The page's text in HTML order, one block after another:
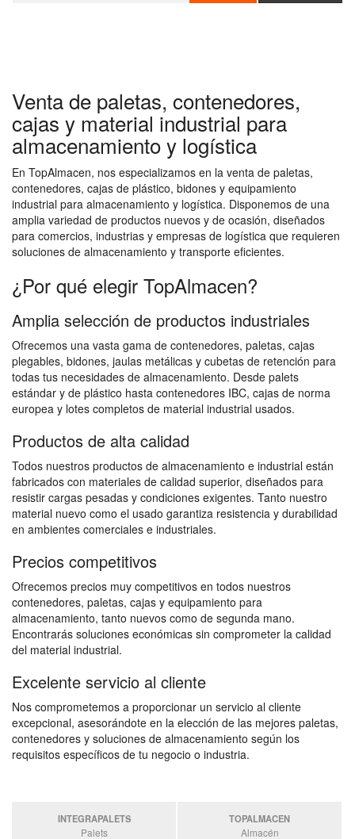
Venta de paletas, contenedores,
cajas y material industrial para
almacenamiento y logística
En TopAlmacen, nos especializamos en la venta de paletas,
contenedores, cajas de plástico, bidones y equipamiento
industrial para almacenamiento y logística. Disponemos de una
amplia variedad de productos nuevos y de ocasión, diseñados
para comercios, industrias y empresas de logística que requieren
soluciones de almacenamiento y transporte eficientes.
¿Por qué elegir TopAlmacen?
Amplia selección de productos industriales
Ofrecemos una vasta gama de contenedores, paletas, cajas
plegables, bidones, jaulas metálicas y cubetas de retención para
todas tus necesidades de almacenamiento. Desde palets
estándar y de plástico hasta contenedores IBC, cajas de norma
europea y lotes completos de material industrial usados.
Productos de alta calidad
Todos nuestros productos de almacenamiento e industrial están
fabricados con materiales de calidad superior, diseñados para
resistir cargas pesadas y condiciones exigentes. Tanto nuestro
material nuevo como el usado garantiza resistencia y durabilidad
en ambientes comerciales e industriales.
Precios competitivos
Ofrecemos precios muy competitivos en todos nuestros
contenedores, paletas, cajas y equipamiento para
almacenamiento, tanto nuevos como de segunda mano.
Encontrarás soluciones económicas sin comprometer la calidad
del material industrial.
Excelente servicio al cliente
Nos comprometemos a proporcionar un servicio al cliente
excepcional, asesorándote en la elección de las mejores paletas,
contenedores y soluciones de almacenamiento según los
requisitos específicos de tu negocio o industria.
INTEGRAPALETS
Palets
TOPALMACEN
Almacén